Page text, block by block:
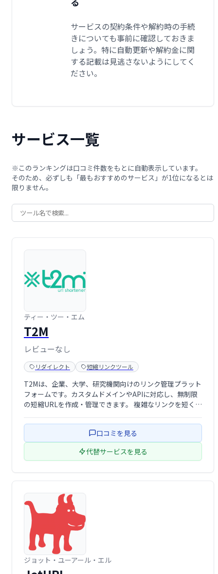
サービスの契約条件や解約時の手続
きについても事前に確認しておきま
しょう。特に自動更新や解約金に関
する記載は見逃さないようにしてく
ださい。
サービス一覧
※このランキングは口コミ件数をもとに自動表示しています。
そのため、必ずしも「最もおすすめのサービス」が1位になるとは
限りません。
ティー・ツー・エム
T2M
レビューなし
リダイレクト 短縮リンクツール
T2Mは、企業、大学、研究機関向けのリンク管理プラット
フォームです。カスタムドメインやAPIに対応し、無制限
の短縮URLを作成・管理できます。 複雑なリンクを短く、
やデータ分析の効率化を実現します。
口コミを見る
代替サービスを見る
ジョット・ユーアール・エル